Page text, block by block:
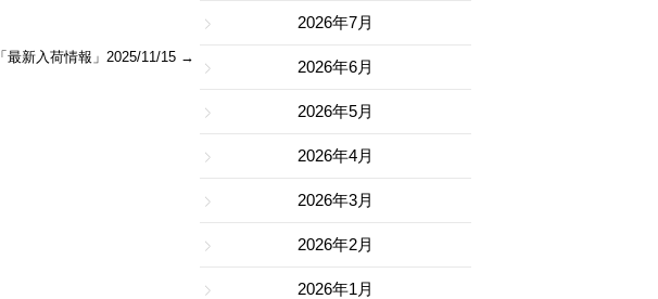
「最新入荷情報」2025/11/15 →
2026年7月
2026年6月
2026年5月
2026年4月
2026年3月
2026年2月
2026年1月